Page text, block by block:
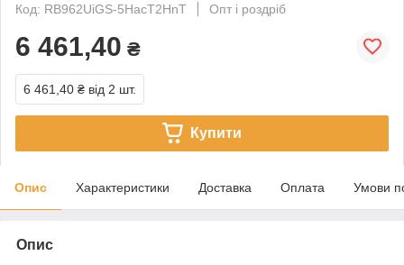
Код: RB962UiGS-5HacT2HnT
Опт і роздріб
6 461,40 ₴
6 461,40 ₴ від 2 шт.
Купити
Опис Характеристики Доставка Оплата Умови
Опис